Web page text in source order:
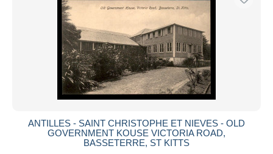
ANTILLES - SAINT CHRISTOPHE ET NIEVES - OLD
GOVERNMENT KOUSE VICTORIA ROAD,
BASSETERRE, ST KITTS